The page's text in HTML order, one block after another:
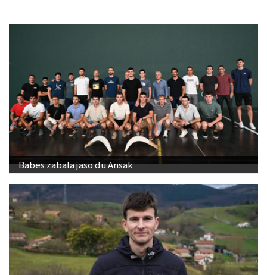
Babes zabala jaso du Ansak